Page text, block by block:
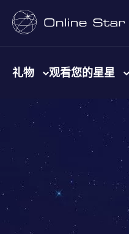
礼物 观看您的星星